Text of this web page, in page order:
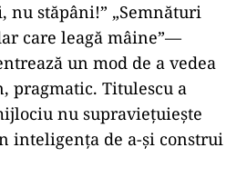
nu stăpâni!” „Semnături
care leagă mâine”—
un mod de a vedea
pragmatic. Titulescu a
nu supraviețuiește
inteligența de a-și construi